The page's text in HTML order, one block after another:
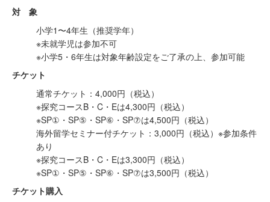
対 象
小学1〜4年生（推奨学年）
※未就学児は参加不可
※小学5・6年生は対象年齢設定をご了承の上、参加可能
チケット
通常チケット：4,000円（税込）
※探究コースB・C・Eは4,300円（税込）
※SP①・SP⑤・SP⑥・SP⑦は4,500円（税込）
海外留学セミナー付チケット：3,000円（税込）※参加条件
あり
※探究コースB・C・Eは3,300円（税込）
※SP①・SP⑤・SP⑥・SP⑦は3,500円（税込）
​チケット購入